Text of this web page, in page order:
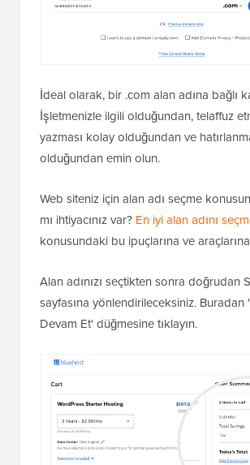
İdeal olarak, bir .com alan adına bağlı
İşletmenizle ilgili olduğundan, telaffuz
yazması kolay olduğundan ve
olduğundan emin olun.
Web siteniz için alan adı seçme
mı ihtiyacınız var? En iyi alan adını
konusundaki bu ipuçlarına ve
Alan adınızı seçtikten sonra doğrudan
sayfasına yönlendirileceksiniz. Buradan
Devam Et' düğmesine tıklayın.